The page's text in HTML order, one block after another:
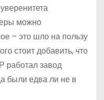
можно
– это шло на пользу
стоит добавить, что
работал завод
были едва ли не в